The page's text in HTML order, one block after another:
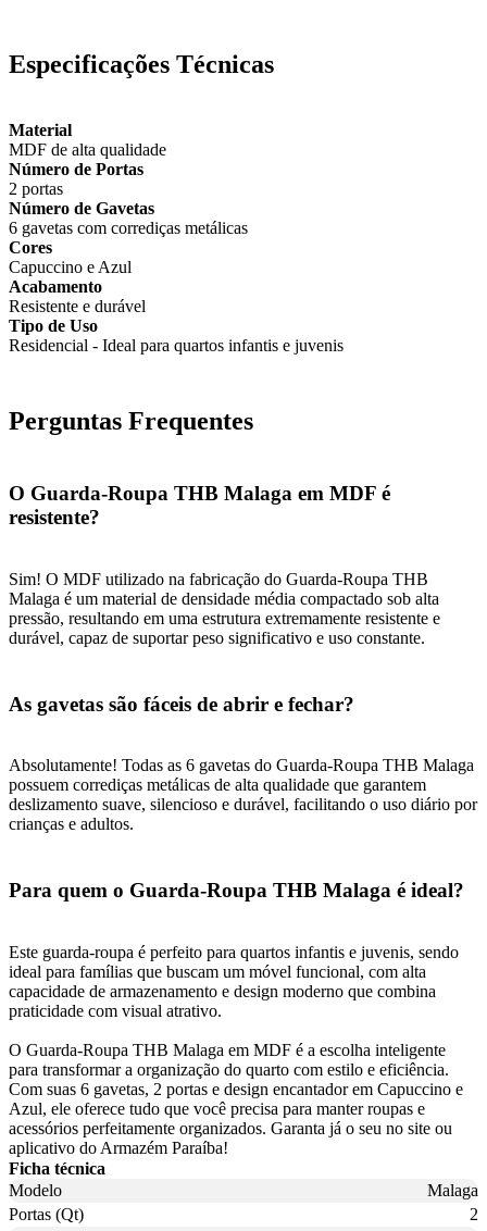
Especificações Técnicas
Material
MDF de alta qualidade
Número de Portas
2 portas
Número de Gavetas
6 gavetas com corrediças metálicas
Cores
Capuccino e Azul
Acabamento
Resistente e durável
Tipo de Uso
Residencial - Ideal para quartos infantis e juvenis
Perguntas Frequentes
O Guarda-Roupa THB Malaga em MDF é
resistente?
Sim! O MDF utilizado na fabricação do Guarda-Roupa THB
Malaga é um material de densidade média compactado sob alta
pressão, resultando em uma estrutura extremamente resistente e
durável, capaz de suportar peso significativo e uso constante.
As gavetas são fáceis de abrir e fechar?
Absolutamente! Todas as 6 gavetas do Guarda-Roupa THB Malaga
possuem corrediças metálicas de alta qualidade que garantem
deslizamento suave, silencioso e durável, facilitando o uso diário por
crianças e adultos.
Para quem o Guarda-Roupa THB Malaga é ideal?
Este guarda-roupa é perfeito para quartos infantis e juvenis, sendo
ideal para famílias que buscam um móvel funcional, com alta
capacidade de armazenamento e design moderno que combina
praticidade com visual atrativo.
O Guarda-Roupa THB Malaga em MDF é a escolha inteligente
para transformar a organização do quarto com estilo e eficiência.
Com suas 6 gavetas, 2 portas e design encantador em Capuccino e
Azul, ele oferece tudo que você precisa para manter roupas e
acessórios perfeitamente organizados. Garanta já o seu no site ou
aplicativo do Armazém Paraíba!
Ficha técnica
Modelo
Malaga
Portas (Qt)
2